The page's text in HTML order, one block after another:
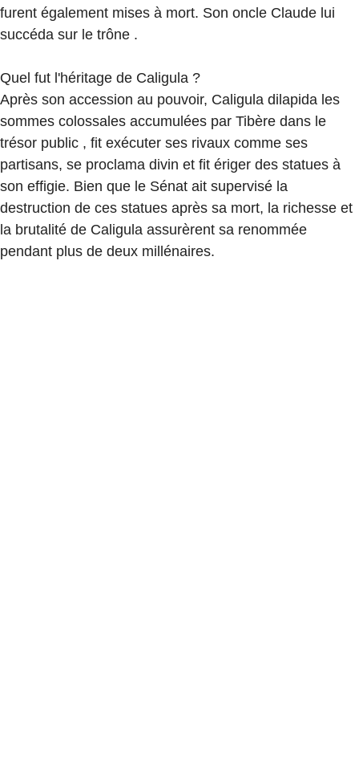
furent également mises à mort. Son oncle Claude lui
succéda sur le trône .
Quel fut l'héritage de Caligula ?
Après son accession au pouvoir, Caligula dilapida les
sommes colossales accumulées par Tibère dans le
trésor public , fit exécuter ses rivaux comme ses
partisans, se proclama divin et fit ériger des statues à
son effigie. Bien que le Sénat ait supervisé la
destruction de ces statues après sa mort, la richesse et
la brutalité de Caligula assurèrent sa renommée
pendant plus de deux millénaires.